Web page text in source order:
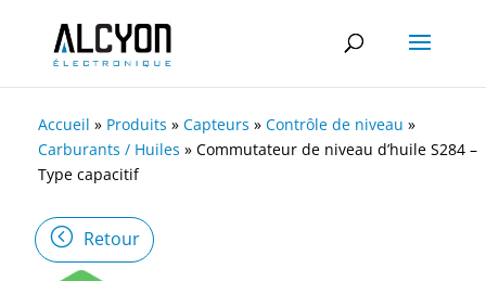
Accueil » Produits » Capteurs » Contrôle de niveau »
Carburants / Huiles » Commutateur de niveau d’huile S284 –
Type capacitif
Retour